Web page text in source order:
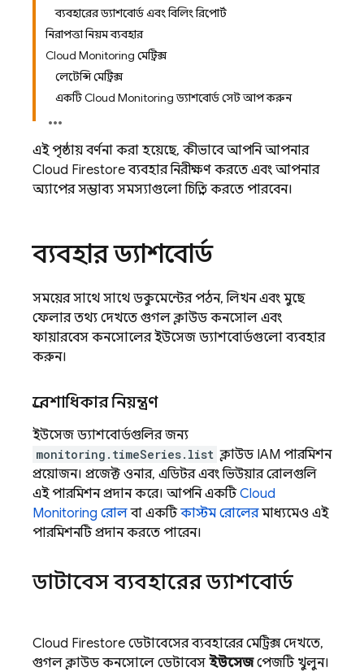
ব্যবহারের ড্যাশবোর্ড এবং বিলিং রিপোর্ট
নিরাপত্তা নিয়ম ব্যবহার
Cloud Monitoring মেট্রিক্স
লেটেন্সি মেট্রিক্স
একটি Cloud Monitoring ড্যাশবোর্ড সেট আপ করুন
এই পৃষ্ঠায় বর্ণনা করা হয়েছে, কীভাবে আপনি আপনার
Cloud Firestoreব্যবহার নিরীক্ষণ করতে এবং আপনার
অ্যাপের সম্ভাব্য সমস্যাগুলো চিহ্নিত করতে পারবেন।
ব্যবহার ড্যাশবোর্ড
সময়ের সাথে সাথে ডকুমেন্টের পঠন, লিখন এবং মুছে
ফেলার তথ্য দেখতে গুগল ক্লাউড কনসোল এবং
ফায়ারবেস কনসোলের ইউসেজ ড্যাশবোর্ডগুলো ব্যবহার
করুন।
প্রবেশাধিকার নিয়ন্ত্রণ
ইউসেজ ড্যাশবোর্ডগুলির জন্য
monitoring.timeSeries.list ক্লাউড IAM পারমিশন
প্রয়োজন। প্রজেক্ট ওনার, এডিটর এবং ভিউয়ার রোলগুলি
এই পারমিশন প্রদান করে। আপনি একটিCloud
Monitoring রোলবা একটিকাস্টম রোলেরমাধ্যমেও এই
পারমিশনটি প্রদান করতে পারেন।
ডাটাবেস ব্যবহারের ড্যাশবোর্ড
Cloud Firestore ডেটাবেসের ব্যবহারের মেট্রিক্স দেখতে,
গুগল ক্লাউড কনসোলে ডেটাবেস ইউসেজপেজটি খুলুন।